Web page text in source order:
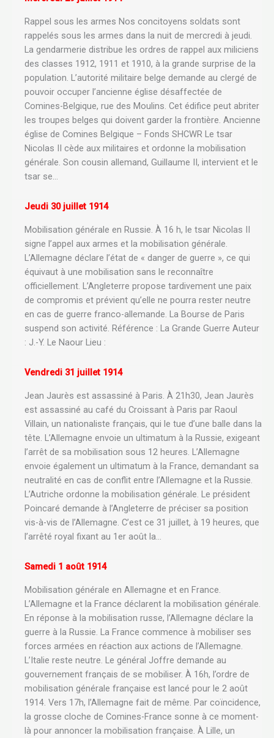
Rappel sous les armes Nos concitoyens soldats sont
rappelés sous les armes dans la nuit de mercredi à jeudi.
La gendarmerie distribue les ordres de rappel aux miliciens
des classes 1912, 1911 et 1910, à la grande surprise de la
population. L’autorité militaire belge demande au clergé de
pouvoir occuper l’ancienne église désaffectée de
Comines-Belgique, rue des Moulins. Cet édifice peut abriter
les troupes belges qui doivent garder la frontière. Ancienne
église de Comines Belgique – Fonds SHCWR Le tsar
Nicolas II cède aux militaires et ordonne la mobilisation
générale. Son cousin allemand, Guillaume II, intervient et le
tsar se…
Jeudi 30 juillet 1914
Mobilisation générale en Russie. À 16 h, le tsar Nicolas II
signe l’appel aux armes et la mobilisation générale.
L’Allemagne déclare l’état de « danger de guerre », ce qui
équivaut à une mobilisation sans le reconnaître
officiellement. L’Angleterre propose tardivement une paix
de compromis et prévient qu’elle ne pourra rester neutre
en cas de guerre franco-allemande. La Bourse de Paris
suspend son activité. Référence : La Grande Guerre Auteur
: J.-Y. Le Naour Lieu :
Vendredi 31 juillet 1914
Jean Jaurès est assassiné à Paris. À 21h30, Jean Jaurès
est assassiné au café du Croissant à Paris par Raoul
Villain, un nationaliste français, qui le tue d’une balle dans la
tête. L’Allemagne envoie un ultimatum à la Russie, exigeant
l’arrêt de sa mobilisation sous 12 heures. L’Allemagne
envoie également un ultimatum à la France, demandant sa
neutralité en cas de conflit entre l’Allemagne et la Russie.
L’Autriche ordonne la mobilisation générale. Le président
Poincaré demande à l’Angleterre de préciser sa position
vis-à-vis de l’Allemagne. C’est ce 31 juillet, à 19 heures, que
l’arrêté royal fixant au 1er août la…
Samedi 1 août 1914
Mobilisation générale en Allemagne et en France.
L’Allemagne et la France déclarent la mobilisation générale.
En réponse à la mobilisation russe, l’Allemagne déclare la
guerre à la Russie. La France commence à mobiliser ses
forces armées en réaction aux actions de l’Allemagne.
L’Italie reste neutre. Le général Joffre demande au
gouvernement français de se mobiliser. À 16h, l’ordre de
mobilisation générale française est lancé pour le 2 août
1914. Vers 17h, l’Allemagne fait de même. Par coïncidence,
la grosse cloche de Comines-France sonne à ce moment-
là pour annoncer la mobilisation française. À Lille, un